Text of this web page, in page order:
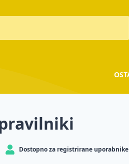
Dostopno za registrirane